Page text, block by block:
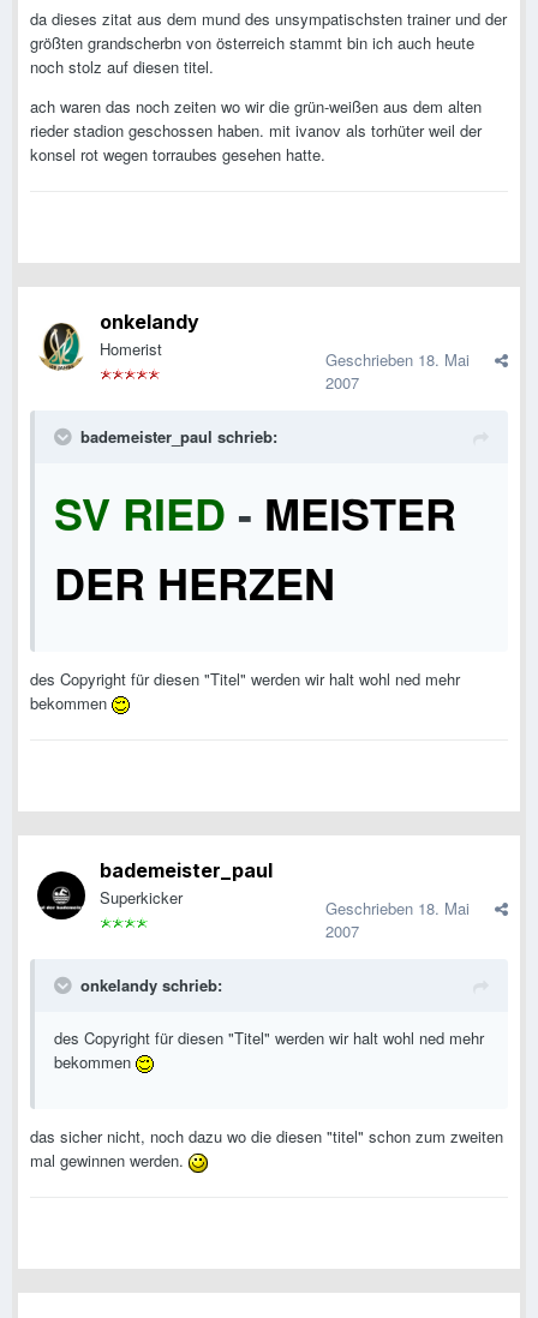
da dieses zitat aus dem mund des unsympatischsten trainer und der
größten grandscherbn von österreich stammt bin ich auch heute
noch stolz auf diesen titel.
ach waren das noch zeiten wo wir die grün-weißen aus dem alten
rieder stadion geschossen haben. mit ivanov als torhüter weil der
konsel rot wegen torraubes gesehen hatte.
onkelandy
Homerist Geschrieben 18. Mai
2007
bademeister_paul schrieb:
SV RIED - MEISTER
DER HERZEN
des Copyright für diesen "Titel" werden wir halt wohl ned mehr
bekommen
bademeister_paul
Superkicker Geschrieben 18. Mai
2007
onkelandy schrieb:
des Copyright für diesen "Titel" werden wir halt wohl ned mehr
bekommen
das sicher nicht, noch dazu wo die diesen "titel" schon zum zweiten
mal gewinnen werden.